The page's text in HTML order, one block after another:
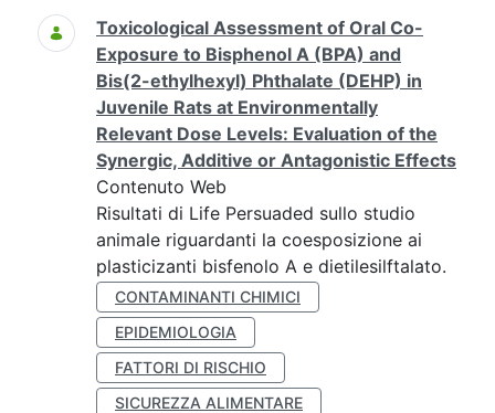
Toxicological Assessment of Oral Co-
Exposure to Bisphenol A (BPA) and
Bis(2-ethylhexyl) Phthalate (DEHP) in
Juvenile Rats at Environmentally
Relevant Dose Levels: Evaluation of the
Synergic, Additive or Antagonistic Effects
Contenuto Web
Risultati di Life Persuaded sullo studio
animale riguardanti la coesposizione ai
plasticizanti bisfenolo A e dietilesilftalato.
CONTAMINANTI CHIMICI
EPIDEMIOLOGIA
FATTORI DI RISCHIO
SICUREZZA ALIMENTARE